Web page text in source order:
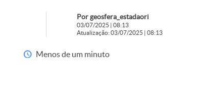
Por geosfera_estadaori
03/07/2025 | 08:13
Atualização: 03/07/2025 | 08:13
Menos de um minuto